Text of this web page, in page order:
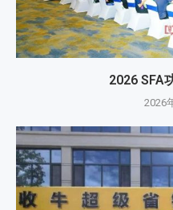
2026 SFA
2026